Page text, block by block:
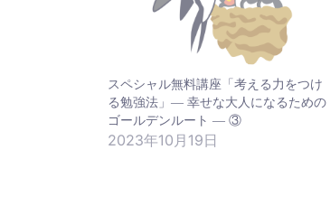
スペシャル無料講座「考える力をつけ
る勉強法」― 幸せな大人になるための
ゴールデンルート ― ③
2023年10月19日